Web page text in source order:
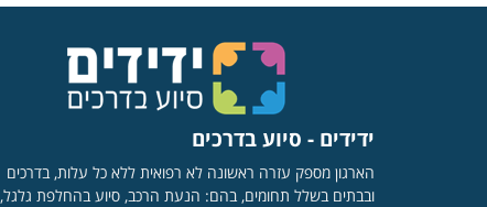
ידידים - סיוע בדרכים
הארגון מספק עזרה ראשונה לא רפואית ללא כל עלות, בדרכים
ובבתים בשלל תחומים, בהם: הנעת הרכב, סיוע בהחלפת גלגל,